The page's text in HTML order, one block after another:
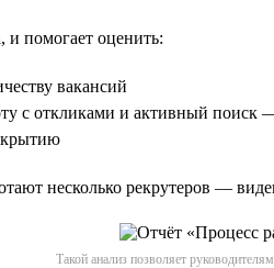
и помогает оценить:
вакансий
с откликами и активный поиск
несколько рекрутеров —
Такой анализ позволяет